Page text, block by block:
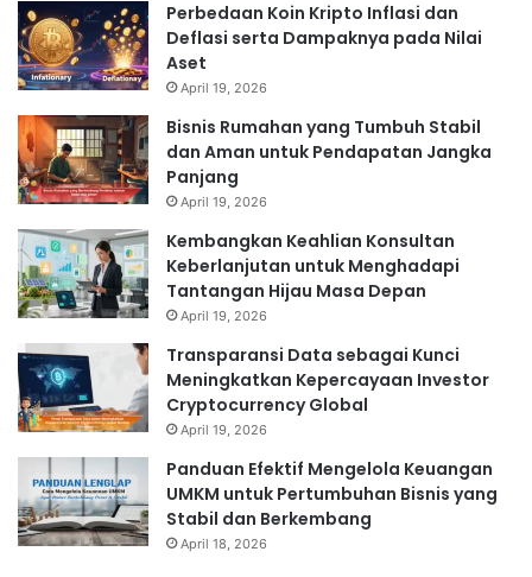
Perbedaan Koin Kripto Inflasi dan
Deflasi serta Dampaknya pada Nilai
Aset
April 19, 2026
Bisnis Rumahan yang Tumbuh Stabil
dan Aman untuk Pendapatan Jangka
Panjang
April 19, 2026
Kembangkan Keahlian Konsultan
Keberlanjutan untuk Menghadapi
Tantangan Hijau Masa Depan
April 19, 2026
Transparansi Data sebagai Kunci
Meningkatkan Kepercayaan Investor
Cryptocurrency Global
April 19, 2026
Panduan Efektif Mengelola Keuangan
UMKM untuk Pertumbuhan Bisnis yang
Stabil dan Berkembang
April 18, 2026